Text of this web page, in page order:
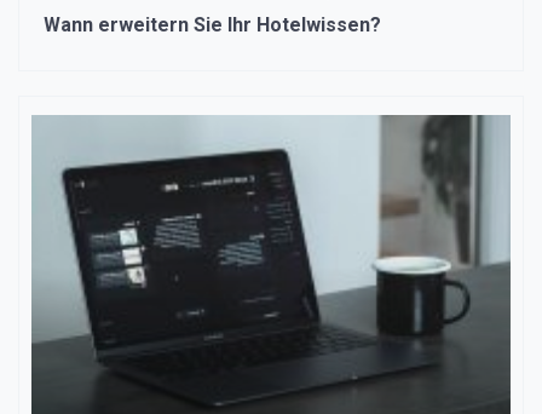
Wann erweitern Sie Ihr Hotelwissen?